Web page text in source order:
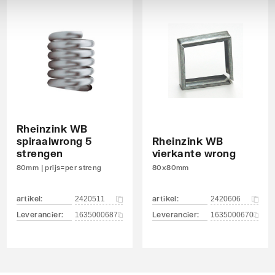
Rheinzink WB
spiraalwrong 5
strengen
80mm | prijs=per streng
artikel: 2420511
Leverancier: 1635000687
Rheinzink WB
vierkante wrong
80x80mm
artikel: 2420606
Leverancier: 1635000670